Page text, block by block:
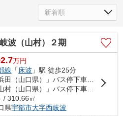
波（山村）２期
万円
線 「床波 」駅 徒歩25分
「浜田（山口県）」バス停下車 徒歩7分
「山村（山口県）」バス停下車 徒歩9分
/ 310.66㎡
県宇部市大字西岐波